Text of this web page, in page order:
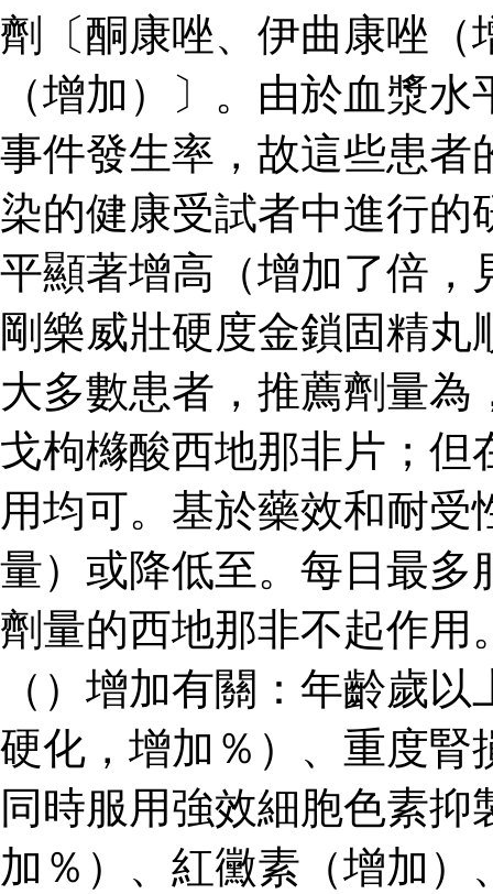
劑〔酮康唑、伊曲康唑（
（增加）〕。由於血漿
事件發生率，故這些患者
染的健康受試者中進行的
平顯著增高（增加了倍，
剛樂威壯硬度金鎖固精
大多數患者，推薦劑量
戈枸櫞酸西地那非片；但
用均可。基於藥效和耐
量）或降低至。每日最多
劑量的西地那非不起作用
（）增加有關：年齡歲
硬化，增加％）、重度腎
同時服用強效細胞色素
加％）、紅黴素（增加